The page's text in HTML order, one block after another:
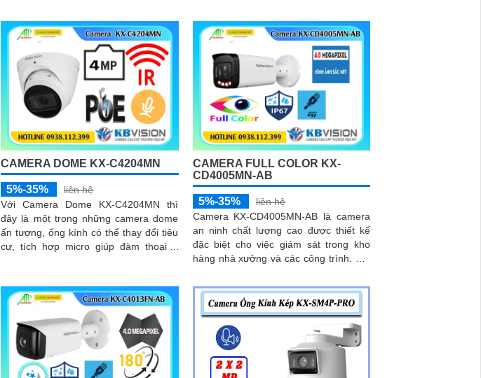
CAMERA DOME KX-C4204MN
5%-35%
liên hệ
Với Camera Dome KX-C4204MN thì
đây là một trong những camera dome
ấn tượng, ống kính có thể thay đổi tiêu
cự, tích hợp micro giúp đàm thoại 2
bằng hồng ngoại lên đến 40m
CAMERA FULL COLOR KX-
CD4005MN-AB
5%-35%
liên hệ
Camera KX-CD4005MN-AB là camera
an ninh chất lượng cao được thiết kế
đặc biệt cho việc giám sát trong kho
hàng nhà xưởng và các công trình. Với
giả camera có độ phân giải Ultra 2k 4